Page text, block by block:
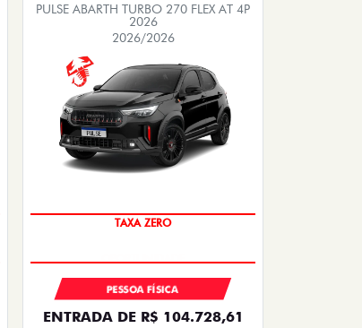
PULSE ABARTH TURBO 270 FLEX AT 4P
2026
2026/2026
TAXA ZERO
PESSOA FÍSICA
ENTRADA DE R$ 104.728,61